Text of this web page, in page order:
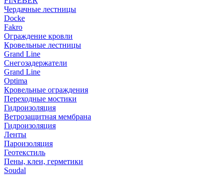
Чердачные лестницы
Docke
Fakro
Ограждение кровли
Кровельные лестницы
Grand Line
Снегозадержатели
Grand Line
Optima
Кровельные ограждения
Переходные мостики
Гидроизоляция
Ветрозащитная мембрана
Гидроизоляция
Ленты
Пароизоляция
Геотекстиль
Пены, клеи, герметики
Soudal